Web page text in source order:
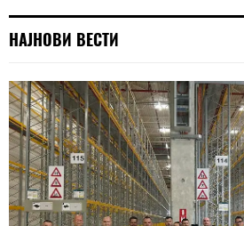
НАЈНОВИ ВЕСТИ